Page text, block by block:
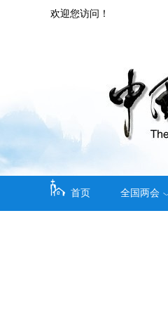
欢迎您访问！
首页 全国两会